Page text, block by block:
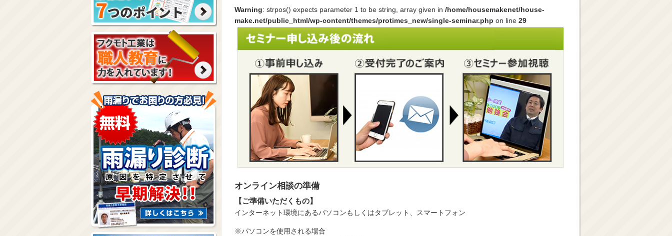
Warning: strpos() expects parameter 1 to be string, array given in /home/housemakenet/house-
make.net/public_html/wp-content/themes/protimes_new/single-seminar.php on line 29
オンライン相談の準備
【ご準備いただくもの】
インターネット環境にあるパソコンもしくはタブレット、スマートフォン
※パソコンを使用される場合